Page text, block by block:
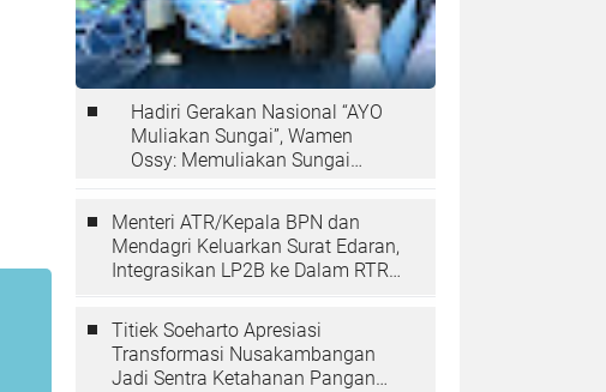
Hadiri Gerakan Nasional “AYO
Muliakan Sungai”, Wamen
Ossy: Memuliakan Sungai
Menteri ATR/Kepala BPN dan
Mendagri Keluarkan Surat Edaran,
Integrasikan LP2B ke Dalam RTRW
Titiek Soeharto Apresiasi
Transformasi Nusakambangan
Jadi Sentra Ketahanan Pangan